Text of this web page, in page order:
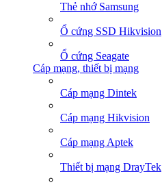
Thẻ nhớ Samsung
Ổ cứng SSD Hikvision
Ổ cứng Seagate
Cáp mạng, thiết bị mạng
Cáp mạng Dintek
Cáp mạng Hikvision
Cáp mạng Aptek
Thiết bị mạng DrayTek